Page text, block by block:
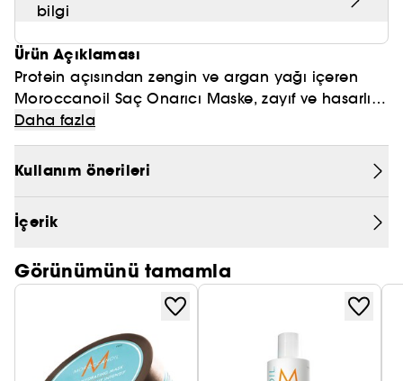
GISOU
K18
KAYALI
ARMANI
PRADA
bilgi
Ürün Açıklaması
Protein açısından zengin ve argan yağı içeren
Moroccanoil Saç Onarıcı Maske, zayıf ve hasarlı
saçların onarılmasına yardımcı olur ve saçın
dokusunu, esnekliğini ve hareketliliğini iyileştirir.
Argan yağı, shea yağı ve onarıcı keratin
içten dışa yenilenmesine yardımcı olur.
Daha fazla
Kullanım önerileri
İçerik
Görünümünü tamamla